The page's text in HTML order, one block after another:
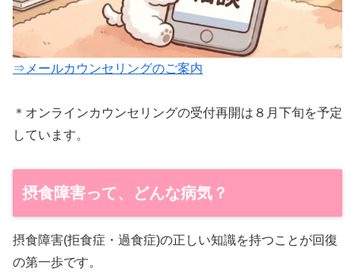
⇒メールカウンセリングのご案内
＊オンラインカウンセリングの受付再開は８月下旬を予定
しています。
摂食障害って、どんな病気？
摂食障害(拒食症・過食症)の正しい知識を持つことが回復
の第一歩です。